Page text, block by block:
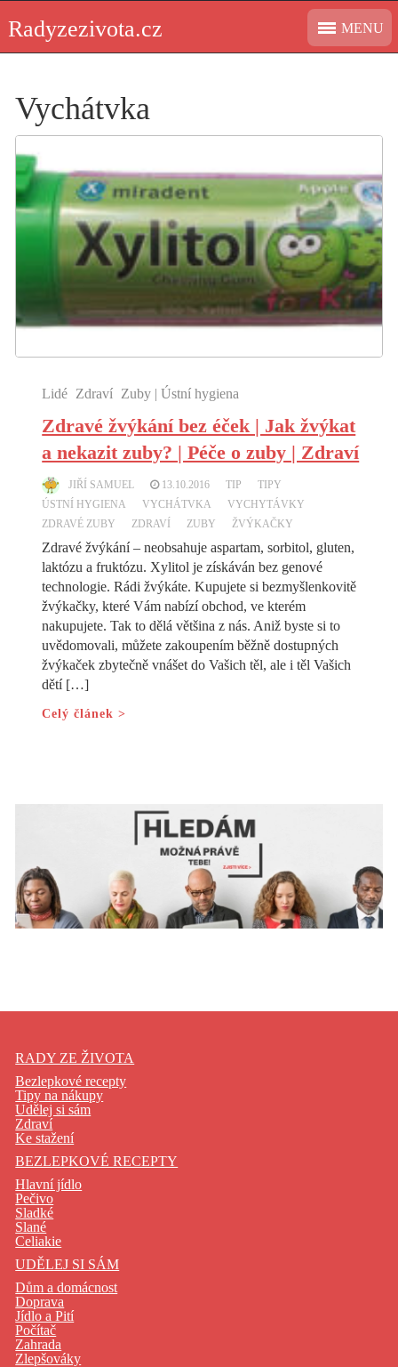
content
Radyzezivota.cz MENU
Vychátvka
Lidé Zdraví Zuby | Ústní hygiena
Zdravé žvýkání bez éček | Jak žvýkat
a nekazit zuby? | Péče o zuby | Zdraví
JIŘÍ SAMUEL 13.10.2016 TIP
TIPY
ÚSTNÍ HYGIENA
VYCHÁTVKA
VYCHYTÁVKY
ZDRAVÉ ZUBY
ZDRAVÍ ZUBY ŽVÝKAČKY
Zdravé žvýkání – neobsahuje aspartam, sorbitol, gluten,
laktózu a fruktózu. Xylitol je získáván bez genové
technologie. Rádi žvýkáte. Kupujete si bezmyšlenkovitě
žvýkačky, které Vám nabízí obchod, ve kterém
nakupujete. Tak to dělá většina z nás. Aniž byste si to
uvědomovali, můžete zakoupením běžně dostupných
žvýkaček zbytečně vnášet do Vašich těl, ale i těl Vašich
dětí […]
Celý článek >
RADY ZE ŽIVOTA
Bezlepkové recepty
Tipy na nákupy
Udělej si sám
Zdraví
Ke stažení
BEZLEPKOVÉ RECEPTY
Hlavní jídlo
Pečivo
Sladké
Slané
Celiakie
UDĚLEJ SI SÁM
Dům a domácnost
Doprava
Jídlo a Pití
Počítač
Zahrada
Zlepšováky